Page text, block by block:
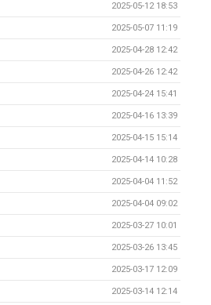
2025-05-12 18:53
2025-05-07 11:19
2025-04-28 12:42
2025-04-26 12:42
2025-04-24 15:41
2025-04-16 13:39
2025-04-15 15:14
2025-04-14 10:28
2025-04-04 11:52
2025-04-04 09:02
2025-03-27 10:01
2025-03-26 13:45
2025-03-17 12:09
2025-03-14 12:14